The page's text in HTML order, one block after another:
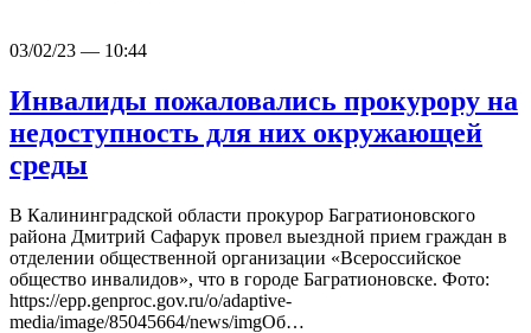
03/02/23 — 10:44
Инвалиды пожаловались прокурору на
недоступность для них окружающей
среды
В Калининградской области прокурор Багратионовского
района Дмитрий Сафарук провел выездной прием граждан в
отделении общественной организации «Всероссийское
общество инвалидов», что в городе Багратионовске. Фото:
https://epp.genproc.gov.ru/o/adaptive-
media/image/85045664/news/imgОб…